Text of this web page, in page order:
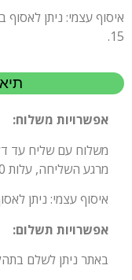
איסוף עצמי: ניתן
15.
אפשרויות משלוח:
משלוח עם שליח עד
מרגע השליחה, עלות 40 ש"ח.
איסוף עצמי: ניתן
אפשרויות תשלום:
באתר ניתן לשלם